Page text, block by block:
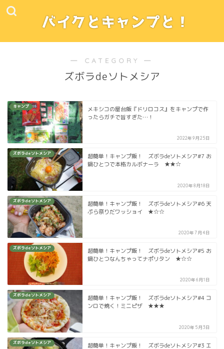
― CATEGORY ―
ズボラdeソトメシア
キャンプ
メキシコの屋台飯『ドリロコス』をキャンプで作
ったらガチで旨すぎた…！
2022年9月25日
ズボラdeソトメシア
超簡単！キャンプ飯！ ズボラdeソトメシア#7 お
鍋ひとつで本格カルボナーラ ★★☆
2020年8月18日
ズボラdeソトメシア
超簡単！キャンプ飯！ ズボラdeソトメシア#6 天
ぷら祭りだワッショイ ★☆☆
2020年7月4日
ズボラdeソトメシア
超簡単！キャンプ飯！ ズボラdeソトメシア#5 お
鍋ひとつなんちゃってナポリタン ★☆☆
2020年6月1日
ズボラdeソトメシア
超簡単！キャンプ飯！ ズボラdeソトメシア#4 コ
ンロで焼く！ミニピザ ★★★
2020年5月3日
ズボラdeソトメシア
超簡単！キャンプ飯！ ズボラdeソトメシア#3 エ